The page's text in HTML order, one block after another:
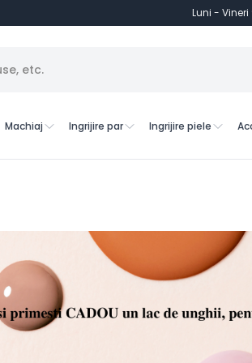
Luni - Vineri
Machiaj Ingrijire par Ingrijire piele